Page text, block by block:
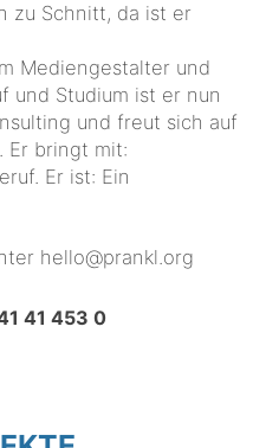
zu Schnitt, da ist er
Mediengestalter und
und Studium ist er nun
und freut sich auf
Er bringt mit:
Er ist: Ein
hello@prankl.org
41 453 0